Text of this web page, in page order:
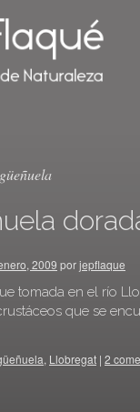
2009 porjepflaque
tomada en el río
que se
, Llobregat | 2